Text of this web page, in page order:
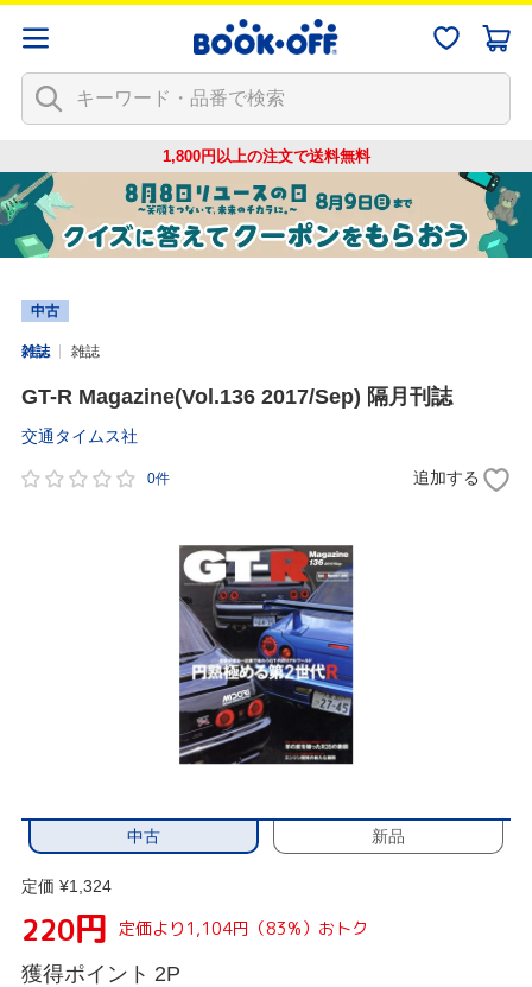
1,800円以上の注文で送料無料
中古
雑誌 雑誌
GT-R Magazine(Vol.136 2017/Sep) 隔月刊誌
交通タイムス社
0件 追加する
中古 新品
定価 ¥1,324
220円 定価より1,104円（83%）おトク
獲得ポイント 2P